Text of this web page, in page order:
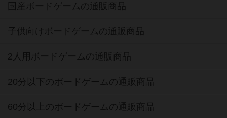
国産ボードゲームの通販商品
子供向けボードゲームの通販商品
2人用ボードゲームの通販商品
20分以下のボードゲームの通販商品
60分以上のボードゲームの通販商品